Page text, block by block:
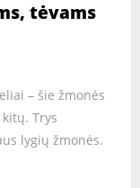
tėvams
– šie žmonės
Trys
lygių žmonės.